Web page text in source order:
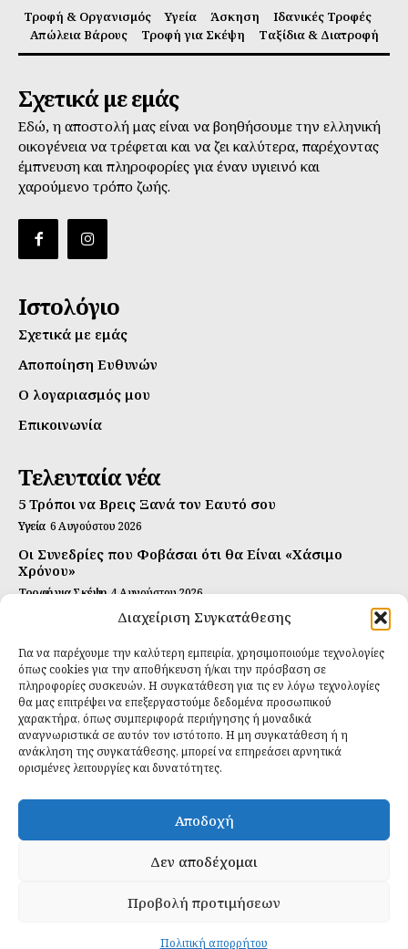
Διαχείριση Συγκατάθεσης
Για να παρέχουμε την καλύτερη εμπειρία, χρησιμοποιούμε τεχνολογίες
όπως cookies για την αποθήκευση ή/και την πρόσβαση σε
πληροφορίες συσκευών. Η συγκατάθεση για τις εν λόγω τεχνολογίες
θα μας επιτρέψει να επεξεργαστούμε δεδομένα προσωπικού
χαρακτήρα, όπως συμπεριφορά περιήγησης ή μοναδικά
αναγνωριστικά σε αυτόν τον ιστότοπο. Η μη συγκατάθεση ή η
ανάκληση της συγκατάθεσης, μπορεί να επηρεάσει αρνητικά
ορισμένες λειτουργίες και δυνατότητες.
Αποδοχή
Δεν αποδέχομαι
Προβολή προτιμήσεων
Πολιτική απορρήτου
Τροφή & Οργανισμός Υγεία Άσκηση
Ιδανικές Τροφές
Απώλεια Βάρους
Τροφή για Σκέψη Ταξίδια & Διατροφή
Σχετικά με εμάς
Εδώ, η αποστολή μας είναι να βοηθήσουμε την ελληνική
οικογένεια να τρέφεται και να ζει καλύτερα, παρέχοντας
έμπνευση και πληροφορίες για έναν υγιεινό και
χαρούμενο τρόπο ζωής.
Ιστολόγιο
Σχετικά με εμάς
Αποποίηση Ευθυνών
Ο λογαριασμός μου
Επικοινωνία
Τελευταία νέα
5 Τρόποι να Βρεις Ξανά τον Εαυτό σου
Υγεία 6 Αυγούστου 2026
Οι Συνεδρίες που Φοβάσαι ότι θα Είναι «Χάσιμο
Χρόνου»
Τροφή για Σκέψη 4 Αυγούστου 2026
Αυτή Είναι η Συνταγή για Τέλεια Κομπούτσα
Ιδανικές Τροφές 26 Ιουλίου 2026
Εγγραφείτε
ΕΓΓΡΑΦΉ
Έχω διαβάσει και δέχομαι τηνπολιτική απορρήτου
Creative.